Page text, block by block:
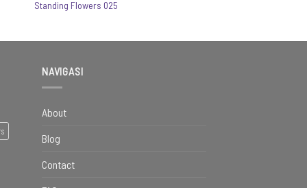
Standing Flowers 025
NAVIGASI
About
Blog
Contact